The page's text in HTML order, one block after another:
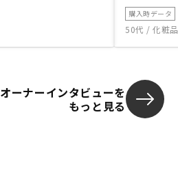
購入時データ
50代 / 化粧
オーナーインタビューを
もっと見る